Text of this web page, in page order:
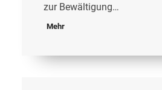
zur Bewältigung…
Mehr